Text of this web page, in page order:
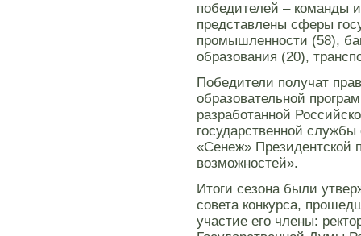
победителей – команды
представлены сферы
промышленности (58),
образования (20),
Победители получат
образовательной
разработанной
государственной
«Сенеж» Президентской
возможностей».
Итоги сезона были
совета конкурса,
участие его члены: